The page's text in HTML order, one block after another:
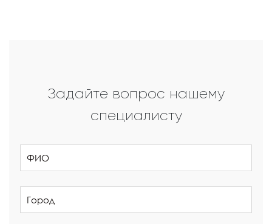
Задайте вопрос нашему
специалисту